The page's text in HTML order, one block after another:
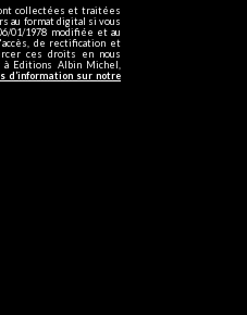
collectées et traitées
au format digital si vous
01/1978 modifiée et au
de rectification et
ces droits en nous
Editions Albin Michel,
d’information sur notre